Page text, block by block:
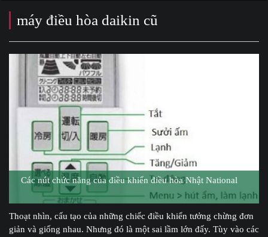
máy điều hòa daikin cũ
Các nút chức năng của điều khiển điều hòa Nhật National
Thoạt nhìn, cấu tạo của những chiếc điều khiển tưởng chừng đơn
giản và giống nhau. Nhưng đó là một sai lầm lớn đấy. Tùy vào các